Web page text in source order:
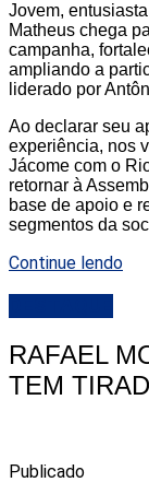
Jovem,
Matheus chega
campanha,
ampliando a
liderado por
Ao declarar seu
experiência, nos
Jácome com o
retornar à
base de apoio e
segmentos da
Continue lendo
RAFAEL
TEM
Publicado